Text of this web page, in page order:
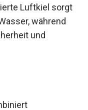
besonders
Lage im
Bodenbelag